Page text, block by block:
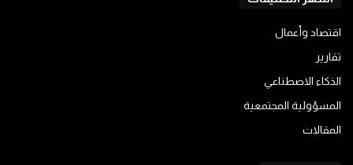
اقتصاد وأعمال
تقارير
الذكاء الاصطناعي
المسؤولية المجتمعية
المقالات